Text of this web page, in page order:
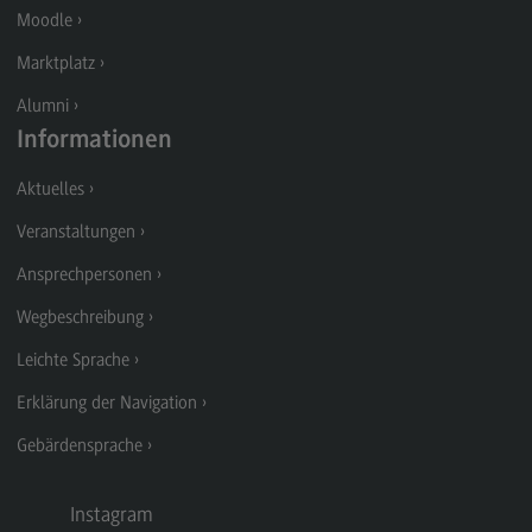
Modulangebot
Berufsperspektiven
Located@Mannheim
Kontakt
Wirtschaftsingenieurwesen
Wirtschaftsingenieurwesen
Profil-O-Mat Wirtschaftsingenieurwesen
(External link)
Rahmenbedingungen
Modulangebot
Located@Heidenheim
Kontakt
Moodle
Marktplatz
Alumni
Informationen
Aktuelles
Veranstaltungen
Ansprechpersonen
Wegbeschreibung
Leichte Sprache
Erklärung der Navigation
Gebärdensprache
Instagram